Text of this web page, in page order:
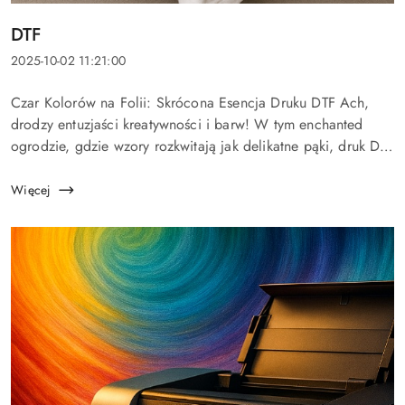
Tytuł
artykułu:
DTF
Data
2025-10-02 11:21:00
Treść
artykułu:
Czar Kolorów na Folii: Skrócona Esencja Druku DTF Ach,
drodzy entuzjaści kreatywności i barw! W tym enchanted
ogrodzie, gdzie wzory rozkwitają jak delikatne pąki, druk DTF
miękką tkanin...
Więcej